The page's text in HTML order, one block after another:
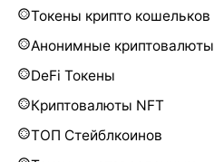
Токены крипто кошельков
Анонимные криптовалюты
DeFi Токены
Криптовалюты NFT
ТОП Стейблкоинов